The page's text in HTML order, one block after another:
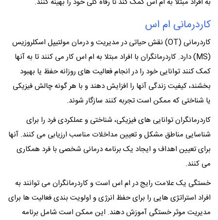
کاردرمانی ام اس
کاردرمانی (OT) نقش حیاتی در مدیریت و درمان مولتیپل اسکلروزیس
(MS) دارد. کاردرمانگران با افراد مبتلا به ام اس کار می کنند تا به آنها
کمک کنند توانایی خود را در انجام فعالیت های روزانه حفظ یا بهبود
بخشند، کیفیت زندگی آنها را افزایش دهند و با هر گونه چالش فیزیکی
یا شناختی که ممکن است تجربه کنند سازگار شوند.
کاردرمانگران توانایی های فیزیکی، شناختی و عملکردی فرد را برای
شناسایی مناطق مشکل و تعیین مداخلات مناسب ارزیابی می کنند. آنها
برای تعیین اهداف و ایجاد یک برنامه درمانی شخصی با فرد همکاری
می کنند.
خستگی یک علامت رایج در ام اس است و کاردرمانگران می توانند به
افراد استراتژی هایی را برای حفظ انرژی و اولویت بندی فعالیت ها برای
مدیریت موثر خستگی آموزش دهند. این ممکن است شامل برنامه